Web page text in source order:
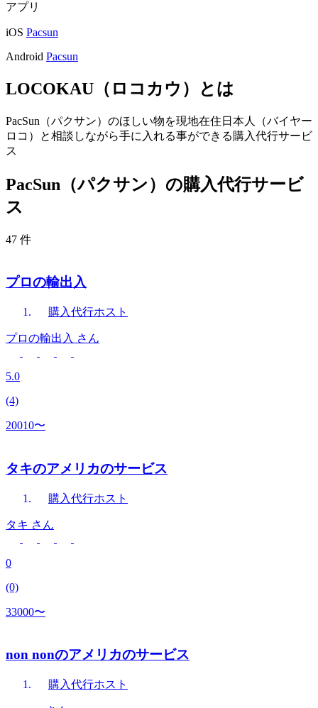
アプリ
iOS Pacsun
Android Pacsun
LOCOKAU（ロコカウ）とは
PacSun（パクサン）のほしい物を現地在住日本人（バイヤー
ロコ）と相談しながら手に入れる事ができる購入代行サービ
ス
PacSun（パクサン）の購入代行サービ
ス
47 件
プロの輸出入
購入代行ホスト
プロの輸出入 さん
5.0
(4)
20010〜
タキのアメリカのサービス
購入代行ホスト
タキ さん
0
(0)
33000〜
non nonのアメリカのサービス
購入代行ホスト